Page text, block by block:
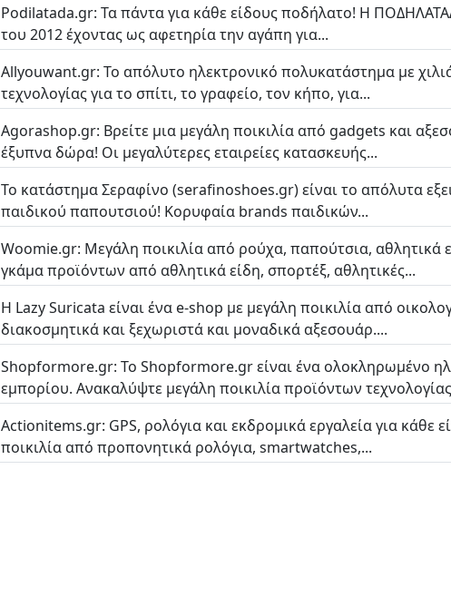
Podilatada.gr: Τα πάντα για κάθε είδους ποδήλατο! Η
του 2012 έχοντας ως αφετηρία την αγάπη για...
Allyouwant.gr: Το απόλυτο ηλεκτρονικό πολυκατάστημα με
τεχνολογίας για το σπίτι, το γραφείο, τον κήπο, για...
Agorashop.gr: Βρείτε μια μεγάλη ποικιλία από gadgets και
έξυπνα δώρα! Οι μεγαλύτερες εταιρείες κατασκευής...
Το κατάστημα Σεραφίνο (serafinoshoes.gr) είναι το απόλυτα
παιδικού παπουτσιού! Κορυφαία brands παιδικών...
Woomie.gr: Μεγάλη ποικιλία από ρούχα, παπούτσια, αθλητικά
γκάμα προϊόντων από αθλητικά είδη, σπορτέξ, αθλητικές...
Η Lazy Suricata είναι ένα e-shop με μεγάλη ποικιλία από
διακοσμητικά και ξεχωριστά και μοναδικά αξεσουάρ....
Shopformore.gr: Το Shopformore.gr είναι ένα ολοκληρωμένο
εμπορίου. Ανακαλύψτε μεγάλη ποικιλία προϊόντων
Actionitems.gr: GPS, ρολόγια και εκδρομικά εργαλεία για κάθε
ποικιλία από προπονητικά ρολόγια, smartwatches,...